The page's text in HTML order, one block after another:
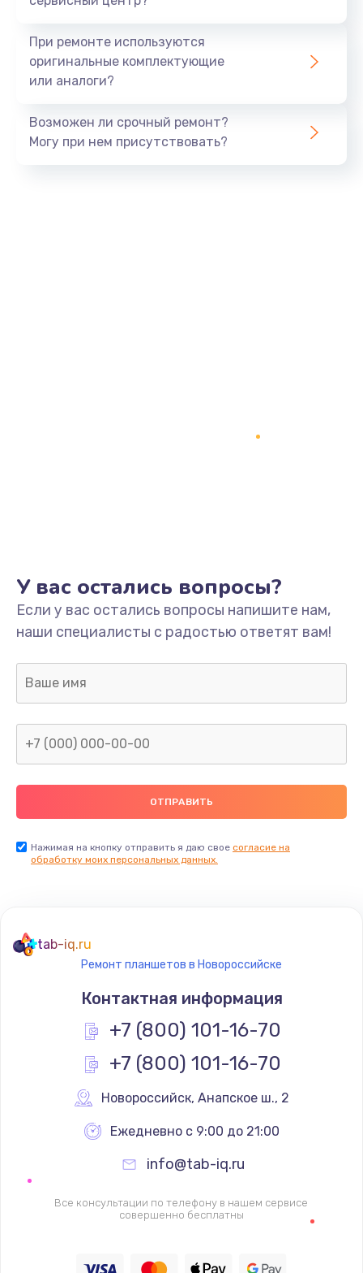
1530 руб.
Замена шлейфа матрицы
Замена процессора
1800 руб.
Замена системы охлаждения
1600 руб.
Замена термопасты
Заказать
Замена южного моста
2300 руб.
Заказать
Замена вебкамеры
1340 руб.
Заказать
Ремонт петель крышки
Заказать
Настройка Wi-Fi
При ремонте используются
оригинальные комплектующие
или аналоги?
Возможен ли срочный ремонт?
Могу при нем присутствовать?
У вас остались вопросы?
Если у вас остались вопросы напишите нам,
наши специалисты с радостью ответят вам!
Нажимая на кнопку отправить я даю свое согласие на
обработку моих персональных данных.
tab-iq.ru
Ремонт планшетов в Новороссийске
Контактная информация
+7 (800) 101-16-70
+7 (800) 101-16-70
Новороссийск, Анапское ш., 2
Ежедневно с 9:00 до 21:00
info@tab-iq.ru
Все консультации по телефону в нашем сервисе
совершенно бесплатны